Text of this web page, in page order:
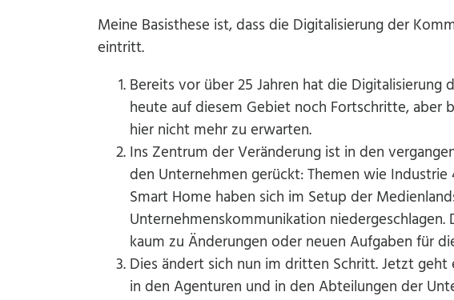
Meine Basisthese ist, dass die Digitalisierung der
eintritt.
Bereits vor über 25 Jahren hat die
heute auf diesem Gebiet noch Fortschritte, aber
hier nicht mehr zu erwarten.
Ins Zentrum der Veränderung ist in den
den Unternehmen gerückt: Themen wie
Smart Home haben sich im Setup der
Unternehmenskommunikation
kaum zu Änderungen oder neuen Aufgaben für
Dies ändert sich nun im dritten Schritt. Jetzt
in den Agenturen und in den Abteilungen der